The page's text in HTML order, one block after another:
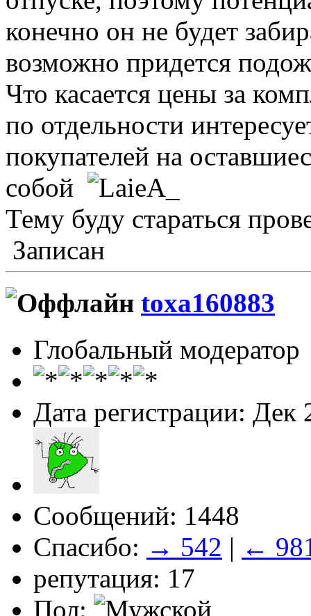
конечно он не будет
возможно придется
Что касается цены за
по отдельности
покупателей на
собой
Тему буду стараться
Записан
toxa160883
Глобальный модератор
Дата регистрации: Дек
Сообщений: 1448
Спасибо: → 542 | ←
репутация: 17
Пол: